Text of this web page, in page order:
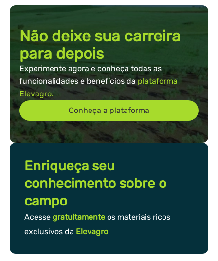
Não deixe sua carreira
para depois
Experimente agora e conheça todas as
funcionalidades e benefícios daplataforma
Elevagro.
Conheça a plataforma
Enriqueça seu
conhecimento sobre o
campo
Acesse gratuitamente os materiais ricos
exclusivos da Elevagro.